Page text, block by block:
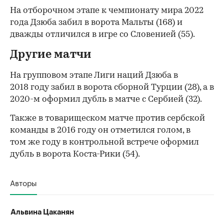
На отборочном этапе к чемпионату мира 2022
года Дзюба забил в ворота Мальты (168) и
дважды отличился в игре со Словенией (55).
Другие матчи
На групповом этапе Лиги наций Дзюба в
2018 году забил в ворота сборной Турции (28), а в
2020-м оформил дубль в матче с Сербией (32).
Также в товарищеском матче против сербской
команды в 2016 году он отметился голом, в
том же году в контрольной встрече оформил
дубль в ворота Коста-Рики (54).
Авторы
Альвина Цаканян